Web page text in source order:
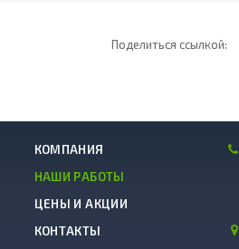
Поделиться ссылкой:
КОМПАНИЯ
НАШИ РАБОТЫ
ЦЕНЫ И АКЦИИ
КОНТАКТЫ